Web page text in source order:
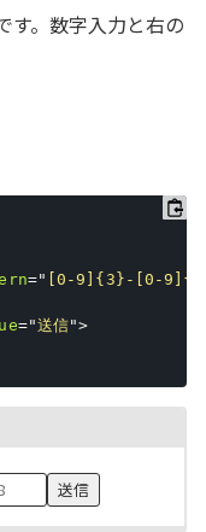
す。数字入力と右の
="
[0-9]{3}-[0-
="送信">